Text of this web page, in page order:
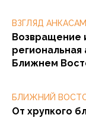
ВЗГЛЯД АНКАСАМ
Возвращение
региональная
Ближнем
БЛИЖНИЙ
От хрупкого